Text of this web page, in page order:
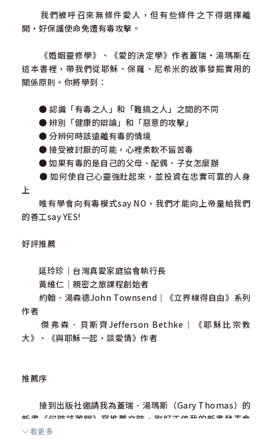
我們被呼召來無條件愛人，但有些條件之下得選擇離
開，好保護使命免遭有毒攻擊。
《婚姻靈修學》、《愛的決定學》作者蓋瑞・湯瑪斯在
這本書裡，帶我們從耶穌、保羅、尼希米的故事發掘實用的
關係原則。你將學到：
● 認識「有毒之人」和「難搞之人」之間的不同
● 辨別「健康的辯論」和「惡意的攻擊」
● 分辨何時該遠離有毒的情境
● 接受被討厭的可能，心裡柔軟不留苦毒
● 如果有毒的是自己的父母、配偶、子女怎麼辦
● 如何使自己心靈強壯起來，並投資在忠實可靠的人身
上
唯有學會向有毒模式say NO，我們才能向上帝量給我們
的善工say YES!
好評推薦
延玲珍｜台灣真愛家庭協會執行長
黃維仁｜親密之旅課程創始者
約翰．湯森德John Townsend｜《立界線得自由》系列
作者
傑弗森．貝斯齊Jefferson Bethke｜《耶穌比宗教
大》、《與耶穌一起，談愛情》作者
推薦序
接到出版社邀請我為蓋瑞．湯瑪斯（Gary Thomas）的
新書《何時該離開》寫推薦文時，剛好正值我的新書發表會
以及協會的二十周年慶，在時間的壓迫下其實有點為難 ！但
看更多